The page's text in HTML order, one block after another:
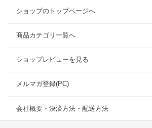
ショップのトップページへ
商品カテゴリ一覧へ
ショップレビューを見る
メルマガ登録(PC)
会社概要・決済方法・配送方法